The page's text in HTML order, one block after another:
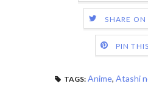
SHARE ON
PIN
TAGS: Anime, Atashi